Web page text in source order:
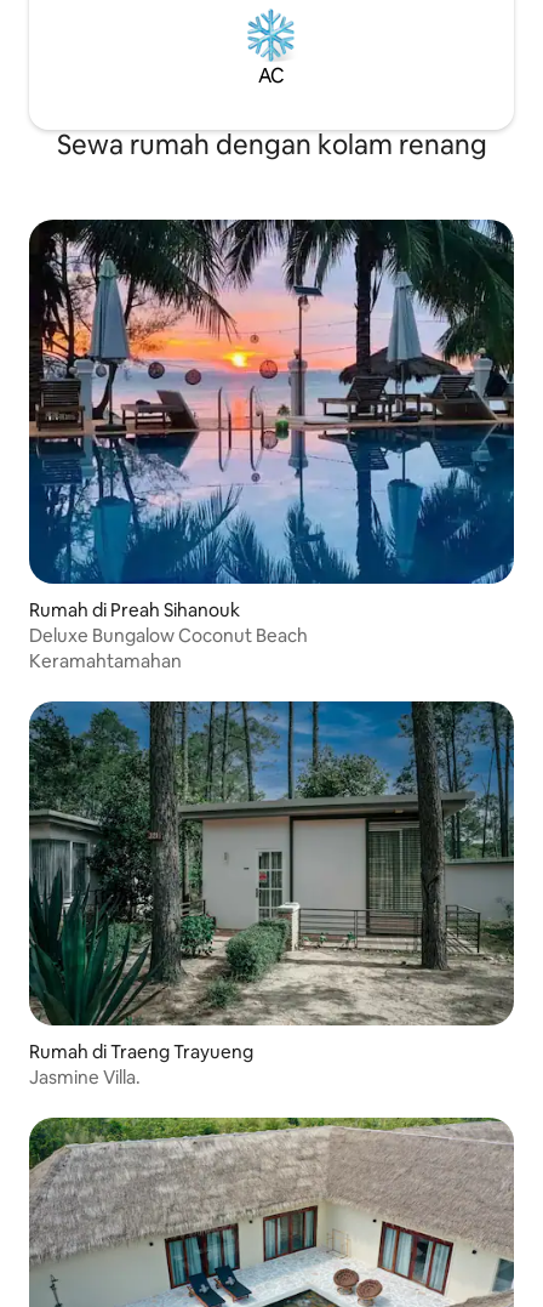
AC
Sewa rumah dengan kolam renang
Rumah di Preah Sihanouk
Deluxe Bungalow Coconut Beach
Keramahtamahan
Rumah di Traeng Trayueng
Jasmine Villa.